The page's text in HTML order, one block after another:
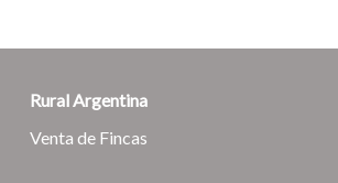
Rural Argentina
Venta de Fincas